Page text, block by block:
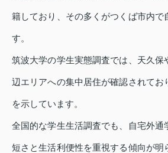
籍しており、その多くがつくば市内で
す。
筑波大学の学生実態調査では、天久保
辺エリアへの集中居住が確認されてお
を示しています。
全国的な学生生活調査でも、自宅外通
短さと生活利便性を重視する傾向が明